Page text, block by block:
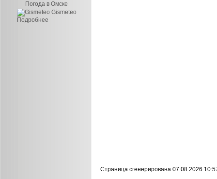
Погода в Омске
Gismeteo
Подробнее
Страница сгенерирована 07.08.2026